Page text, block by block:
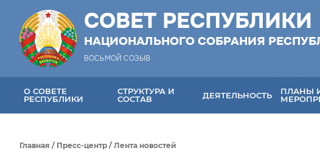
СОВЕТ РЕСПУБЛИКИ
НАЦИОНАЛЬНОГО СОБРАНИЯ
ВОСЬМОЙ СОЗЫВ
О СОВЕТЕ
РЕСПУБЛИКИ
СТРУКТУРА И
СОСТАВ
ДЕЯТЕЛЬНОСТЬ
ПЛАНЫ
Главная / Пресс-центр / Лента новостей